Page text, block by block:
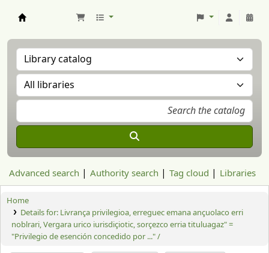
Advanced search Authority search Tag cloud Libraries
Home
Details for: Livrança privilegioa, erreguec emana ançuolaco erri
noblrari, Vergara urico iurisdiçiotic, sorçezco erria tituluagaz" =
"Privilegio de esención concedido por ..." /